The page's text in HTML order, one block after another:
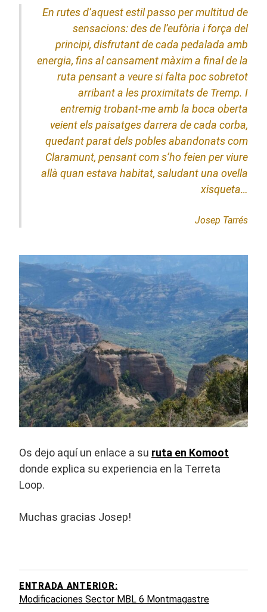
En rutes d’aquest estil passo per multitud de
sensacions: des de l’eufòria i força del
principi, disfrutant de cada pedalada amb
energia, fins al cansament màxim a final de la
ruta pensant a veure si falta poc sobretot
arribant a les proximitats de Tremp. I
entremig trobant-me amb la boca oberta
veient els paisatges darrera de cada corba,
quedant parat dels pobles abandonats com
Claramunt, pensant com s’ho feien per viure
allà quan estava habitat, saludant una ovella
xisqueta…
Josep Tarrés
Os dejo aquí un enlace a su ruta en Komoot
donde explica su experiencia en la Terreta
Loop.
Muchas gracias Josep!
ENTRADA ANTERIOR:
Modificaciones Sector MBL 6 Montmagastre